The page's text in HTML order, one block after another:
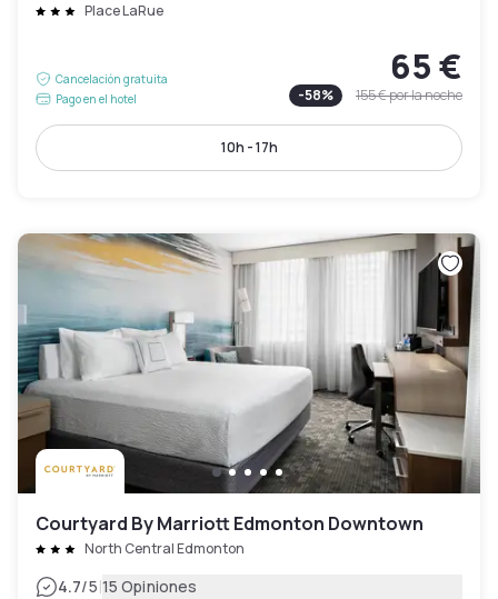
Place LaRue
Cancelación gratuita
Pago en el hotel
65 €
-58% 155 €por la noche
10h - 17h
Courtyard By Marriott Edmonton Downtown
North Central Edmonton
4.7/5|15 Opiniones